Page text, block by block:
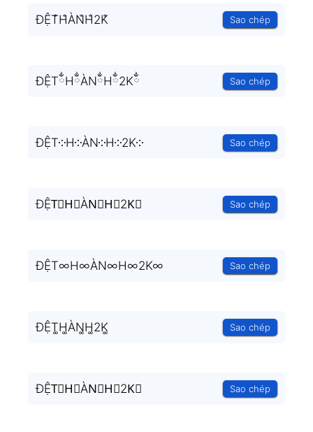
ĐỆT̐H̐ÀN̐H̐2K̐ Sao chép
ĐỆTྂHྂÀNྂHྂ2Kྂ Sao chép
ĐỆT༶H༶ÀN༶H༶2K༶ Sao chép
ĐỆT⃒H⃒ÀN⃒H⃒2K⃒ Sao chép
ĐỆT∞H∞ÀN∞H∞2K∞ Sao chép
ĐỆT͚H͚ÀN͚H͚2K͚ Sao chép
ĐỆT⃒H⃒ÀN⃒H⃒2K⃒ Sao chép